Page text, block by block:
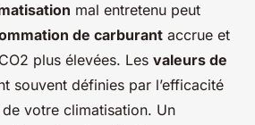
mal entretenu peut
de carburant accrue et
plus élevées. Les valeurs de
souvent définies par l’efficacité
votre climatisation. Un